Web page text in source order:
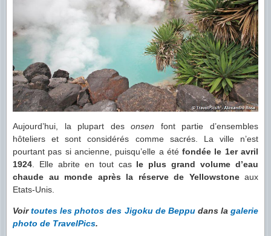
Aujourd’hui, la plupart desonsen font partie d’ensembles
hôteliers et sont considérés comme sacrés. La ville n’est
pourtant pas si ancienne, puisqu’elle a étéfondée le 1er avril
1924. Elle abrite en tout cas le plus grand volume d’eau
chaude au monde après la réserve de Yellowstoneaux
Etats-Unis.
Voirtoutes les photos des Jigoku de Beppudans lagalerie
photo de TravelPics.